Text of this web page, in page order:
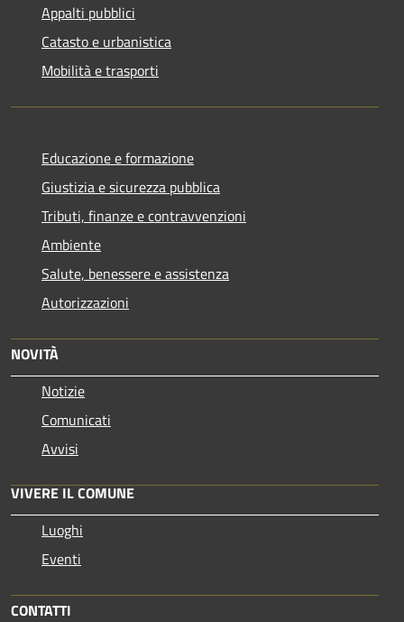
Appalti pubblici
Catasto e urbanistica
Mobilità e trasporti
Educazione e formazione
Giustizia e sicurezza pubblica
Tributi, finanze e contravvenzioni
Ambiente
Salute, benessere e assistenza
Autorizzazioni
NOVITÀ
Notizie
Comunicati
Avvisi
VIVERE IL COMUNE
Luoghi
Eventi
CONTATTI